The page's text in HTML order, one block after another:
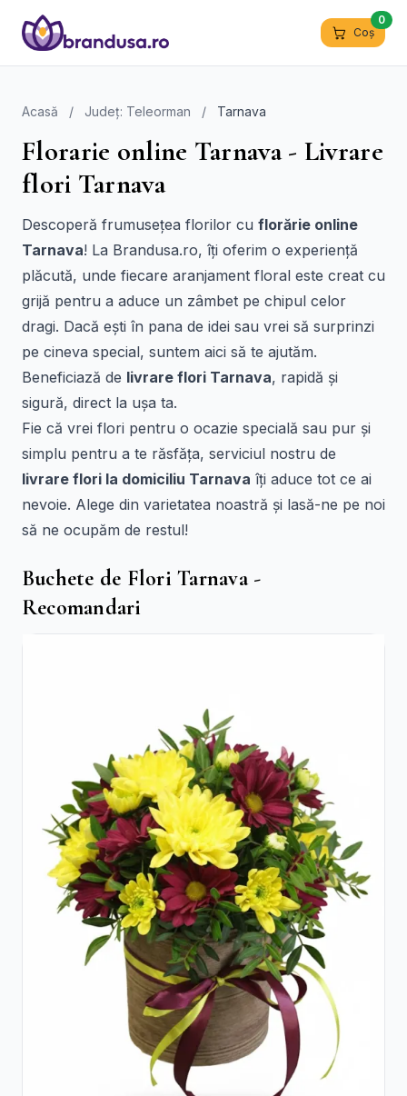
Coș
0
Acasă / Județ: Teleorman / Tarnava
Florarie online Tarnava - Livrare
flori Tarnava
Descoperă frumusețea florilor cu florărie online
Tarnava! La Brandusa.ro, îți oferim o experiență
plăcută, unde fiecare aranjament floral este creat cu
grijă pentru a aduce un zâmbet pe chipul celor
dragi. Dacă ești în pana de idei sau vrei să surprinzi
pe cineva special, suntem aici să te ajutăm.
Beneficiază de livrare flori Tarnava, rapidă și
sigură, direct la ușa ta.
Fie că vrei flori pentru o ocazie specială sau pur și
simplu pentru a te răsfăța, serviciul nostru de
livrare flori la domiciliu Tarnava îți aduce tot ce ai
nevoie. Alege din varietatea noastră și lasă-ne pe noi
să ne ocupăm de restul!
Buchete de Flori Tarnava -
Recomandari